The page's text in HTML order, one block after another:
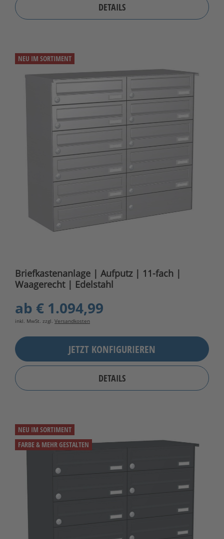
DETAILS
NEU IM SORTIMENT
Briefkastenanlage | Aufputz | 11-fach |
Waagerecht | Edelstahl
ab € 1.094,99
inkl. MwSt. zzgl. Versandkosten
JETZT KONFIGURIEREN
DETAILS
NEU IM SORTIMENT
FARBE & MEHR GESTALTEN